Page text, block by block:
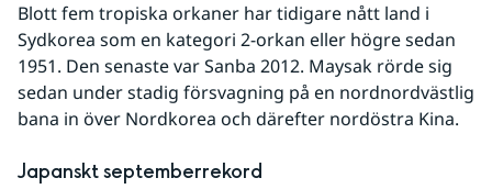
Blott fem tropiska orkaner har tidigare nått land i
Sydkorea som en kategori 2-orkan eller högre sedan
1951. Den senaste var Sanba 2012. Maysak rörde sig
sedan under stadig försvagning på en nordnordvästlig
bana in över Nordkorea och därefter nordöstra Kina.
Japanskt septemberrekord